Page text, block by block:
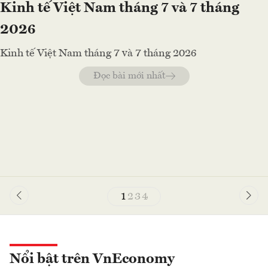
Kinh tế Việt Nam tháng 7 và 7 tháng
2026
Kinh tế Việt Nam tháng 7 và 7 tháng 2026
Đọc bài mới nhất
1 23 4
Nổi bật trên VnEconomy